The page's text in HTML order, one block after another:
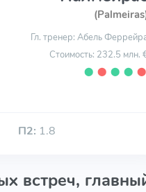
Гл. тренер: Абель
Стоимость: 232.5 млн.
⬤ ⬤ ⬤ ⬤ ⬤
П2: 1.8
встреч,